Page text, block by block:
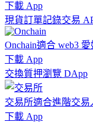
下載 App
現貨訂單記錄交易
Onchain適合 web3
下載 App
交換質押瀏覽 DApp
交易所適合進階交易
下載 App